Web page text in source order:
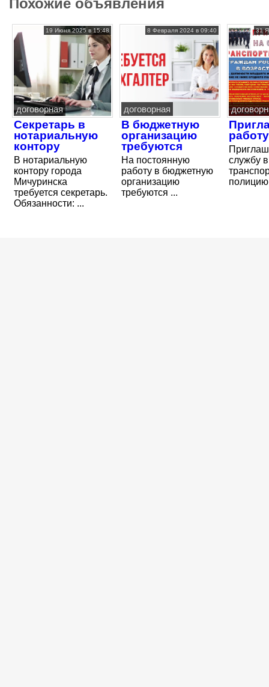
Похожие объявления
19 Июня 2025 в 15:48
договорная
Секретарь в
нотариальную
контору
В нотариальную
контору города
Мичуринска
требуется секретарь.
Обязанности: ...
8 Февраля 2024 в 09:40
договорная
В бюджетную
организацию
требуются
На постоянную
работу в бюджетную
организацию
требуются ...
31
работу
службу в
полицию